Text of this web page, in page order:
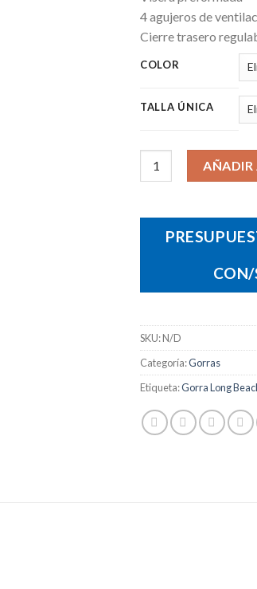
4 agujeros de
Cierre trasero
COLOR
TALLA ÚNICA
Gorra Long Beach
AÑADIR
CON/
SKU:N/D
Categoría:Gorras
Etiqueta:Gorra Long